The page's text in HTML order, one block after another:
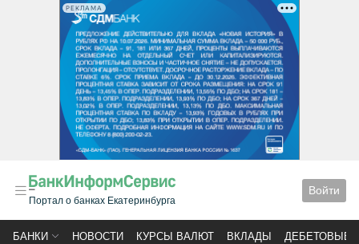
РЕКЛАМА
Портал о банках Екатеринбурга
Войти
БАНКИ НОВОСТИ КУРСЫ ВАЛЮТ ВКЛАДЫ ДЕБЕТОВЫЕ